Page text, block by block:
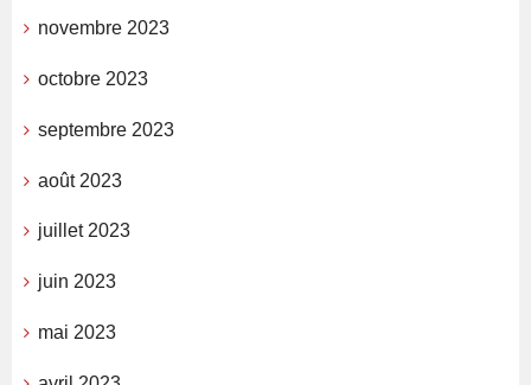
novembre 2023
octobre 2023
septembre 2023
août 2023
juillet 2023
juin 2023
mai 2023